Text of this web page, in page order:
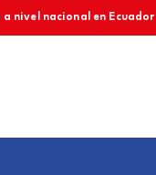
nivel nacional en Ecuador